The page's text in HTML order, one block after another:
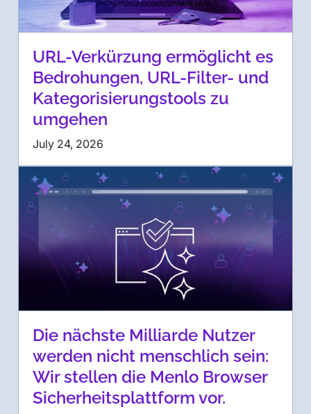
URL-Verkürzung ermöglicht es
Bedrohungen, URL-Filter- und
Kategorisierungstools zu
umgehen
July 24, 2026
Die nächste Milliarde Nutzer
werden nicht menschlich sein:
Wir stellen die Menlo Browser
Sicherheitsplattform vor.